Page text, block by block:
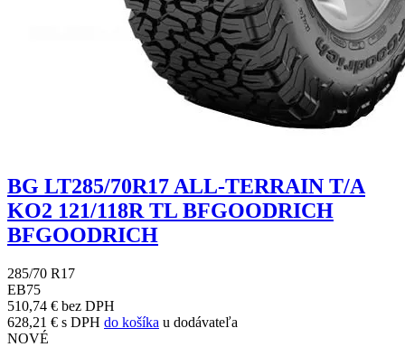
BG LT285/70R17 ALL-TERRAIN T/A
KO2 121/118R TL BFGOODRICH
BFGOODRICH
285/70 R17
EB75
510,74 € bez DPH
628,21 € s DPH do košíka u dodávateľa
NOVÉ